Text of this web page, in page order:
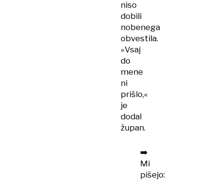
niso
dobili
nobenega
obvestila.
»Vsaj
do
mene
ni
prišlo,«
je
dodal
župan.
➡️
Mi
pišejo: